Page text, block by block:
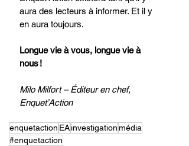
aura des lecteurs à informer. Et il y
en aura toujours.
Longue vie à vous, longue vie à
nous !
Milo Milfort – Éditeur en chef,
Enquet’Action
enquetaction EAinvestigationmédia
#enquetaction